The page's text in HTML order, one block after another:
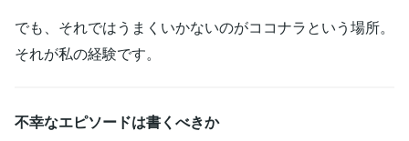
でも、それではうまくいかないのがココナラという場所。
それが私の経験です。
不幸なエピソードは書くべきか